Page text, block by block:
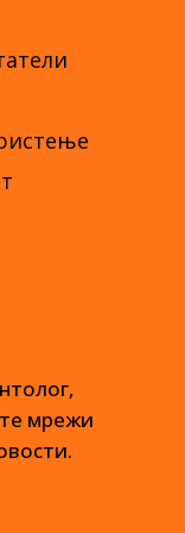
мрежи